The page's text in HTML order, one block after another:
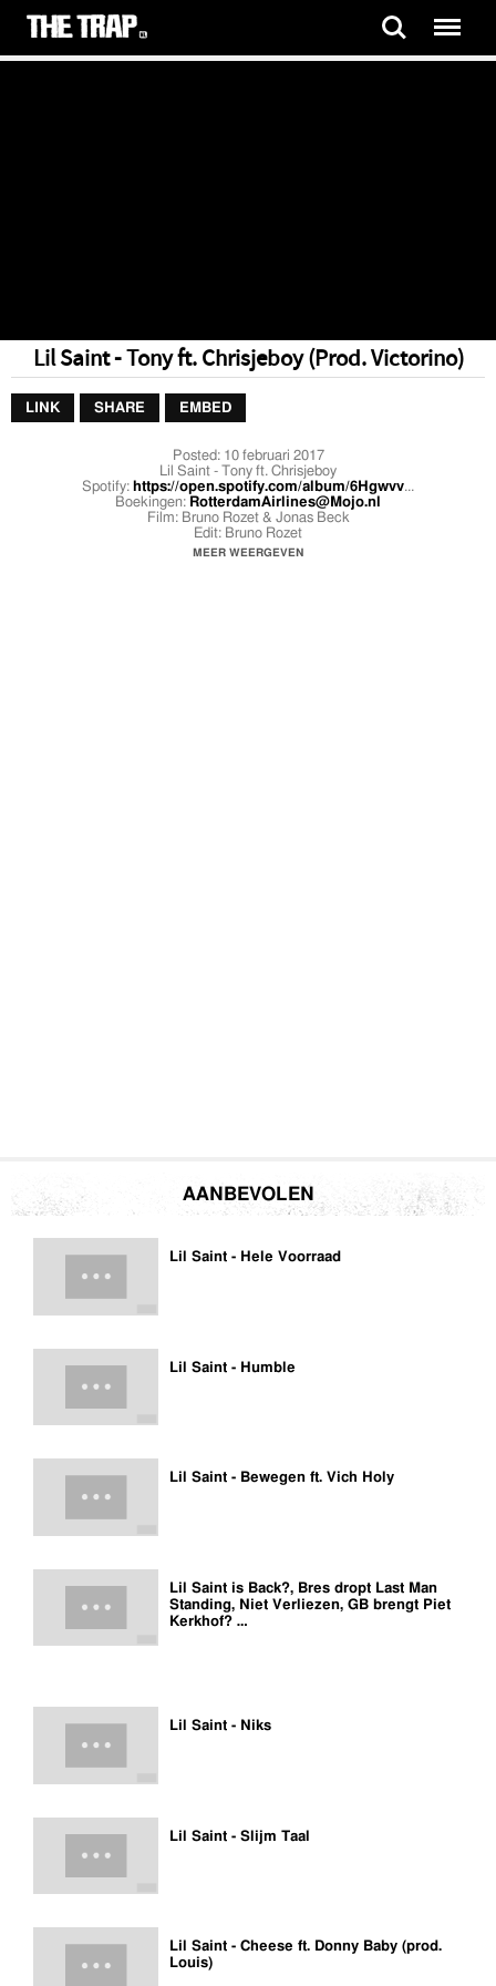
Lil Saint - Tony ft. Chrisjeboy (Prod. Victorino)
LINK SHARE EMBED
Posted:10 februari 2017
Lil Saint - Tony ft. Chrisjeboy
Spotify: https://open.spotify.com/album/6Hgwvv...
Boekingen: RotterdamAirlines@Mojo.nl
Film: Bruno Rozet & Jonas Beck
Edit: Bruno Rozet
A Framez Productions video
MEER WEERGEVEN
AANBEVOLEN
Lil Saint - Hele Voorraad
Lil Saint - Humble
Lil Saint - Bewegen ft. Vich Holy
Lil Saint is Back?, Bres dropt Last Man
Standing, Niet Verliezen, GB brengt Piet
Kerkhof? …
Lil Saint - Niks
Lil Saint - Slijm Taal
Lil Saint - Cheese ft. Donny Baby (prod.
Louis)